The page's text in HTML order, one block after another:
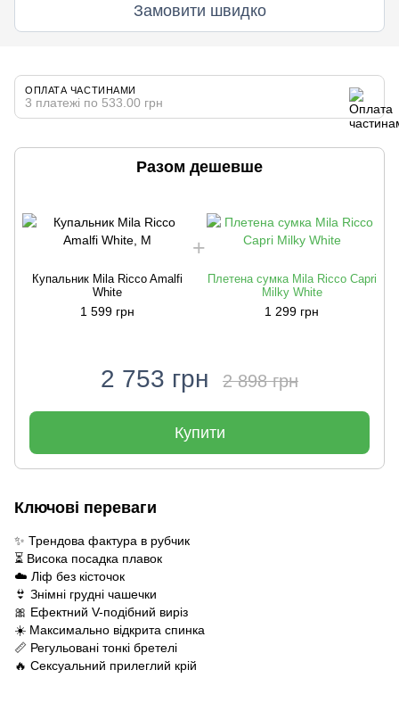
Замовити швидко
ОПЛАТА ЧАСТИНАМИ
3 платежі по 533.00 грн
Разом дешевше
Купальник Mila Ricco Amalfi
White
1 599 грн
Плетена сумка Mila Ricco Capri
Milky White
1 299 грн
2 753 грн 2 898 грн
Купити
Ключові переваги
✨ Трендова фактура в рубчик
⏳ Висока посадка плавок
☁️ Ліф без кісточок
👙 Знімні грудні чашечки
🎀 Ефектний V-подібний виріз
☀️ Максимально відкрита спинка
📏 Регульовані тонкі бретелі
🔥 Сексуальний прилеглий крій